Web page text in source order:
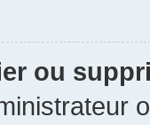
ou